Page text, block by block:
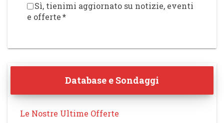
Sì, tienimi aggiornato su notizie, eventi
e offerte*
Database e Sondaggi
Le Nostre Ultime Offerte